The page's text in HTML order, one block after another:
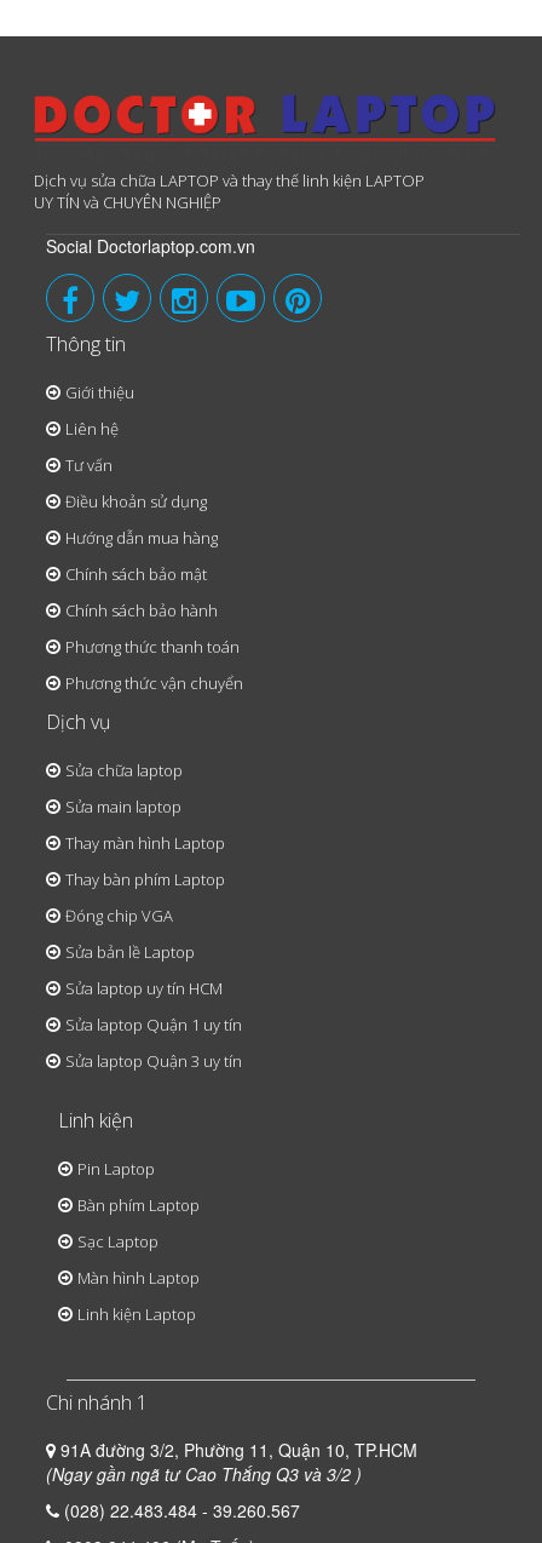
Dịch vụ sửa chữa LAPTOP và thay thế linh kiện LAPTOP
UY TÍN và CHUYÊN NGHIỆP
Social Doctorlaptop.com.vn
Thông tin
Giới thiệu
Liên hệ
Tư vấn
Điều khoản sử dụng
Hướng dẫn mua hàng
Chính sách bảo mật
Chính sách bảo hành
Phương thức thanh toán
Phương thức vận chuyển
Dịch vụ
Sửa chữa laptop
Sửa main laptop
Thay màn hình Laptop
Thay bàn phím Laptop
Đóng chip VGA
Sửa bản lề Laptop
Sửa laptop uy tín HCM
Sửa laptop Quận 1 uy tín
Sửa laptop Quận 3 uy tín
Linh kiện
Pin Laptop
Bàn phím Laptop
Sạc Laptop
Màn hình Laptop
Linh kiện Laptop
Chi nhánh 1
91A đường 3/2, Phường 11, Quận 10, TP.HCM
(Ngay gần ngã tư Cao Thắng Q3 và 3/2 )
(028) 22.483.484 - 39.260.567